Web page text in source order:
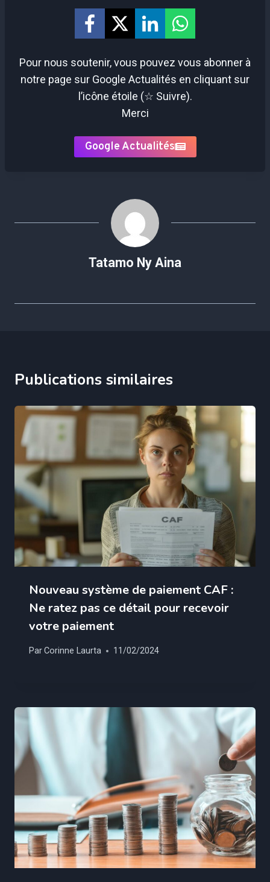
Pour nous soutenir, vous pouvez vous abonner à
notre page sur Google Actualités en cliquant sur
l’icône étoile (☆ Suivre).
Merci
Google Actualités
Tatamo Ny Aina
Publications similaires
Nouveau système de paiement CAF :
Ne ratez pas ce détail pour recevoir
votre paiement
ParCorinne Laurta 11/02/2024